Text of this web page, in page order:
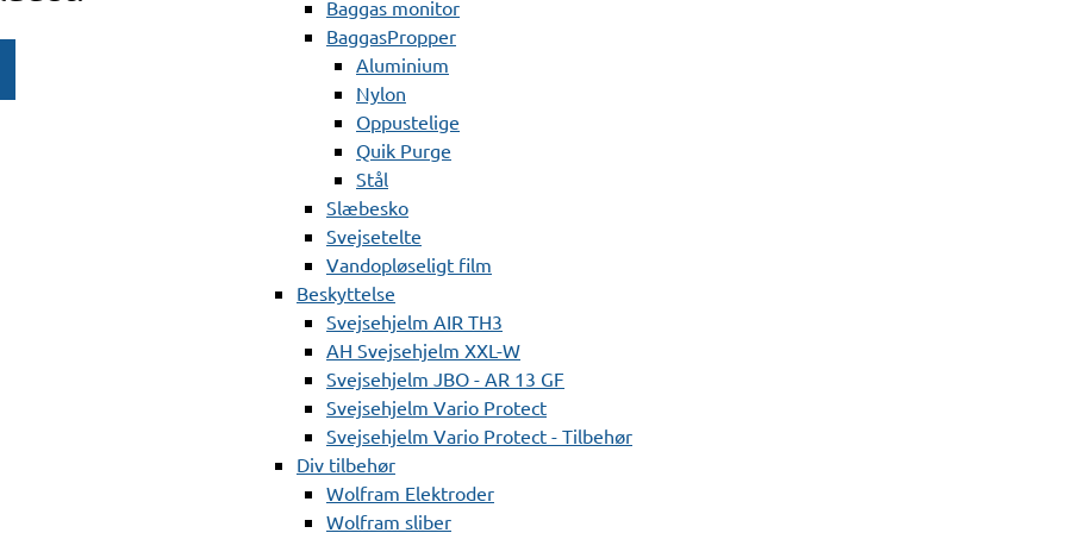
Baggas monitor
BaggasPropper
Aluminium
Nylon
Oppustelige
Quik Purge
Stål
Slæbesko
Svejsetelte
Vandopløseligt film
Beskyttelse
Svejsehjelm AIR TH3
AH Svejsehjelm XXL-W
Svejsehjelm JBO - AR 13 GF
Svejsehjelm Vario Protect
Svejsehjelm Vario Protect - Tilbehør
Div tilbehør
Wolfram Elektroder
Wolfram sliber